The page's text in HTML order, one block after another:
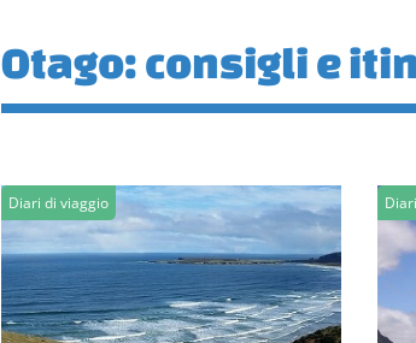
Otago: consigli e
Diari di viaggio